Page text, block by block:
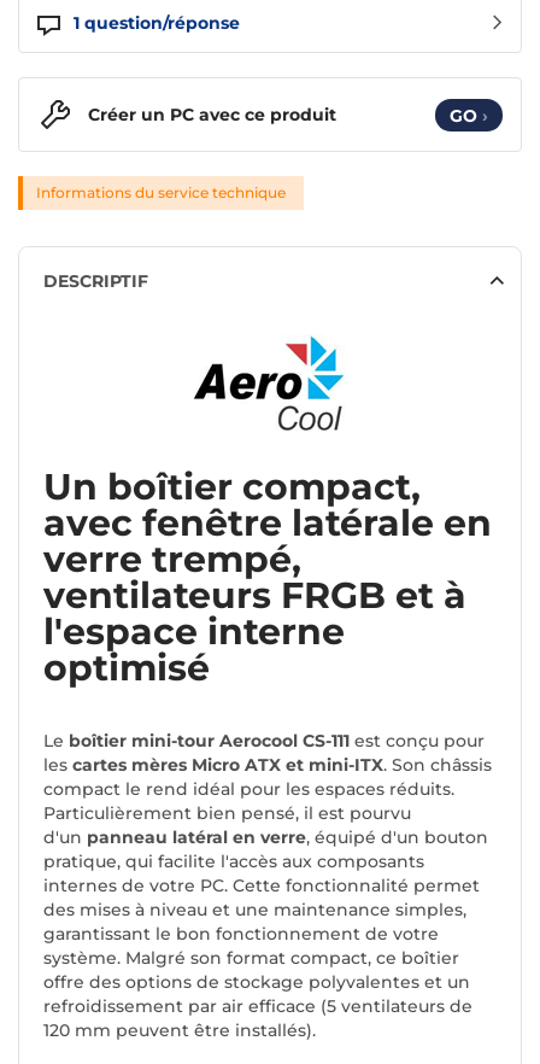
1 question/réponse
Créer un PC avec ce produit GO ›
Informations du service technique
DESCRIPTIF
Un boîtier compact,
avec fenêtre latérale en
verre trempé,
ventilateurs FRGB et à
l'espace interne
optimisé
Le boîtier mini-tour Aerocool CS-111 est conçu pour
les cartes mères Micro ATX et mini-ITX. Son châssis
compact le rend idéal pour les espaces réduits.
Particulièrement bien pensé, il est pourvu
d'un panneau latéral en verre, équipé d'un bouton
pratique, qui facilite l'accès aux composants
internes de votre PC. Cette fonctionnalité permet
des mises à niveau et une maintenance simples,
garantissant le bon fonctionnement de votre
système. Malgré son format compact, ce boîtier
offre des options de stockage polyvalentes et un
refroidissement par air efficace (5 ventilateurs de
120 mm peuvent être installés).